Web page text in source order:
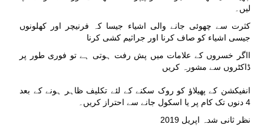
لیں۔
کثرت سے چھوئی جانے والی اشیاء جیسا کہ فرنیچر اور کھلونوں
جیسی اشیاء کو صاف کرنا اور جراثیم کشی کرنا
ااگر خسروں کے علامات میں پش رفت ہوتی ہے تو فوری طور پر
ڈاکٹروں سے مشورہ کریں
انفیکشن کے پھیلاؤ کو روک سکنے کے لئے تکلیف ظاہر ہونے کے بعد
4 دنوں تک کام پر یا اسکول جانے سے احتراز کریں۔
نظر ثانی شدہ اپریل 2019